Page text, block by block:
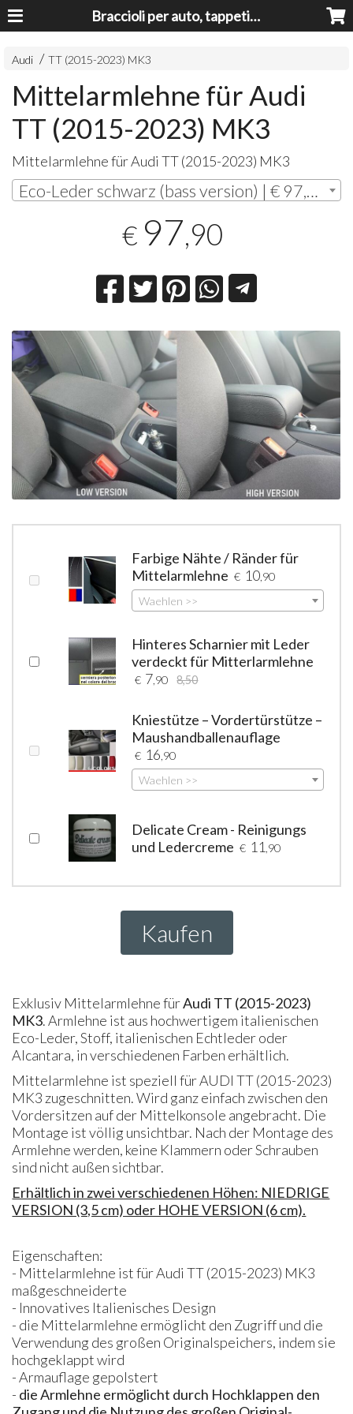
Braccioli per auto, tappeti auto, accessori auto MADE IN ITALY - Armrests, Mittelarmlehnen, Accoundoirs
Audi TT (2015-2023) MK3
Mittelarmlehne für Audi
TT (2015-2023) MK3
Mittelarmlehne für Audi TT (2015-2023) MK3
Eco-Leder schwarz (bass version) | € 97,90
€ 97,90
Farbige Nähte / Ränder für
Mittelarmlehne € 10 ,90
Waehlen >>
Hinteres Scharnier mit Leder
verdeckt für Mitterlarmlehne
€ 7 ,90 8,50
Kniestütze – Vordertürstütze –
Maushandballenauflage
€ 16 ,90
Waehlen >>
Delicate Cream - Reinigungs
und Ledercreme € 11 ,90
Kaufen
Exklusiv Mittelarmlehne fürAudi TT (2015-2023)
MK3. Armlehne ist aus hochwertigem italienischen
Eco-Leder, Stoff, italienischen Echtleder oder
Alcantara, in verschiedenen Farben erhältlich.
Mittelarmlehne ist speziell für AUDI TT (2015-2023)
MK3 zugeschnitten. Wird ganz einfach zwischen den
Vordersitzen auf der Mittelkonsole angebracht. Die
Montage ist völlig unsichtbar. Nach der Montage des
Armlehne werden, keine Klammern oder Schrauben
sind nicht außen sichtbar.
Erhältlich in zwei verschiedenen Höhen: NIEDRIGE
VERSION (3,5 cm) oder HOHE VERSION (6 cm).
Eigenschaften:
- Mittelarmlehne ist für Audi TT (2015-2023) MK3
maßgeschneiderte
- Innovatives Italienisches Design
- die Mittelarmlehne ermöglicht den Zugriff und die
Verwendung des großen Originalspeichers, indem sie
hochgeklappt wird
- Armauflage gepolstert
- die Armlehne ermöglicht durch Hochklappen den